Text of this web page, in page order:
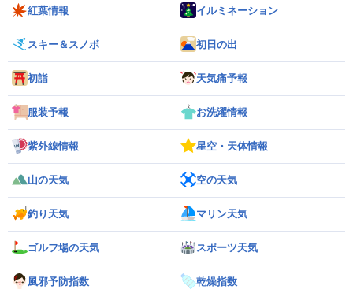
紅葉情報 イルミネーション
スキー＆スノボ 初日の出
初詣 天気痛予報
服装予報 お洗濯情報
紫外線情報 星空・天体情報
山の天気 空の天気
釣り天気 マリン天気
ゴルフ場の天気 スポーツ天気
風邪予防指数 乾燥指数